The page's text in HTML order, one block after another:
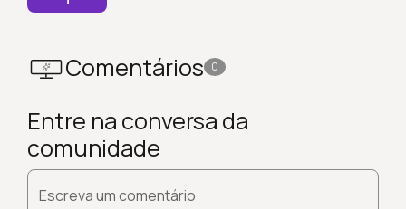
Comentários 0
Entre na conversa da
comunidade
Escreva um comentário